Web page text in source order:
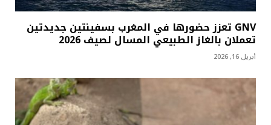
GNV تعزز حضورها في المغرب بسفينتين جديدتين
تعملان بالغاز الطبيعي المسال لصيف 2026
أبريل 16, 2026